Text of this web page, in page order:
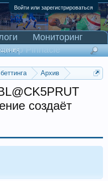
Войти или зарегистрироваться
Архив
создаёт
Мониторинг
Pinnacle